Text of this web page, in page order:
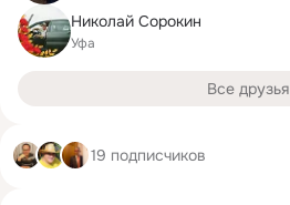
Николай Сорокин
Уфа
Все друзья
19 подписчиков